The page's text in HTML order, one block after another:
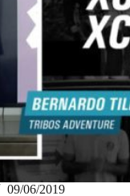
09/06/2019